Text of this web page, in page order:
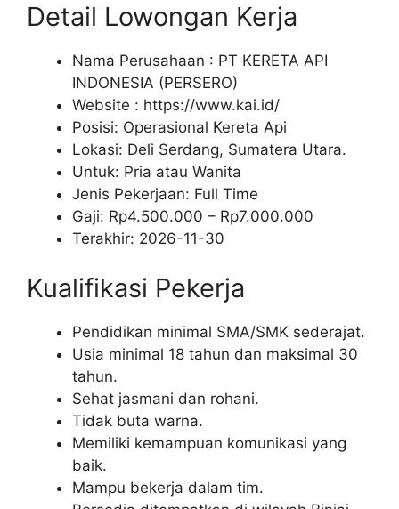
Detail Lowongan Kerja
Nama Perusahaan : PT KERETA API
INDONESIA (PERSERO)
Website : https://www.kai.id/
Posisi: Operasional Kereta Api
Lokasi: Deli Serdang, Sumatera Utara.
Untuk: Pria atau Wanita
Jenis Pekerjaan: Full Time
Gaji: Rp4.500.000 – Rp7.000.000
Terakhir: 2026-11-30
Kualifikasi Pekerja
Pendidikan minimal SMA/SMK sederajat.
Usia minimal 18 tahun dan maksimal 30
tahun.
Sehat jasmani dan rohani.
Tidak buta warna.
Memiliki kemampuan komunikasi yang
baik.
Mampu bekerja dalam tim.